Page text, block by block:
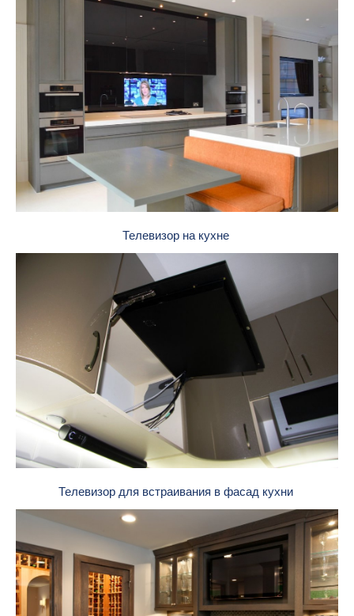
Телевизор на кухне
Телевизор для встраивания в фасад кухни